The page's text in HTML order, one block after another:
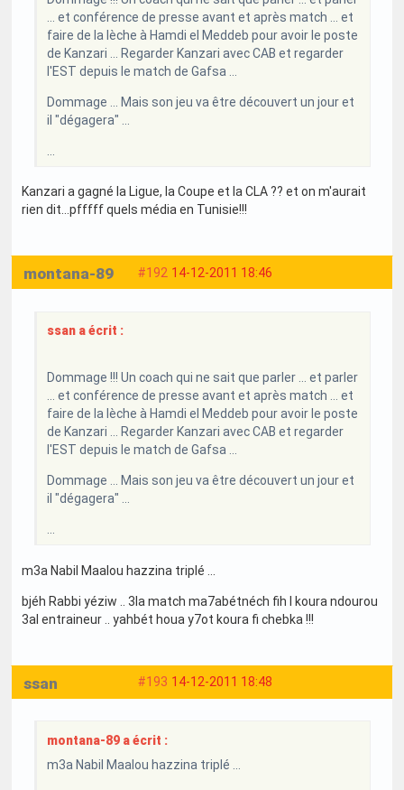
... et conférence de presse avant et après match ... et
faire de la lèche à Hamdi el Meddeb pour avoir le poste
de Kanzari ... Regarder Kanzari avec CAB et regarder
l'EST depuis le match de Gafsa ...
Dommage ... Mais son jeu va être découvert un jour et
il "dégagera" ...
Kanzari a gagné la Ligue, la Coupe et la CLA ?? et on m'aurait
rien dit...pfffff quels média en Tunisie!!!
#192 14-12-2011 18:46
montana-89
ssan a écrit :
Dommage !!! Un coach qui ne sait que parler ... et parler
... et conférence de presse avant et après match ... et
faire de la lèche à Hamdi el Meddeb pour avoir le poste
de Kanzari ... Regarder Kanzari avec CAB et regarder
l'EST depuis le match de Gafsa ...
Dommage ... Mais son jeu va être découvert un jour et
il "dégagera" ...
...
m3a Nabil Maalou hazzina triplé ...
bjéh Rabbi yéziw .. 3la match ma7abétnéch fih l koura ndourou
3al entraineur .. yahbét houa y7ot koura fi chebka !!!
#193 14-12-2011 18:48
ssan
montana-89 a écrit :
m3a Nabil Maalou hazzina triplé ...